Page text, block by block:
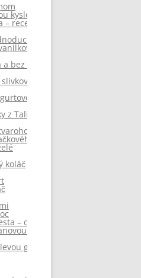
kyslou smotanou – créme fraiche
recept z Južného Tirolska
krémom
bez prášku do pečiva
lekvárom a mrveničkou
cesta
z Talianska.
krémom
cesta.
koláč
– dokonalý
plnkou.
ganache